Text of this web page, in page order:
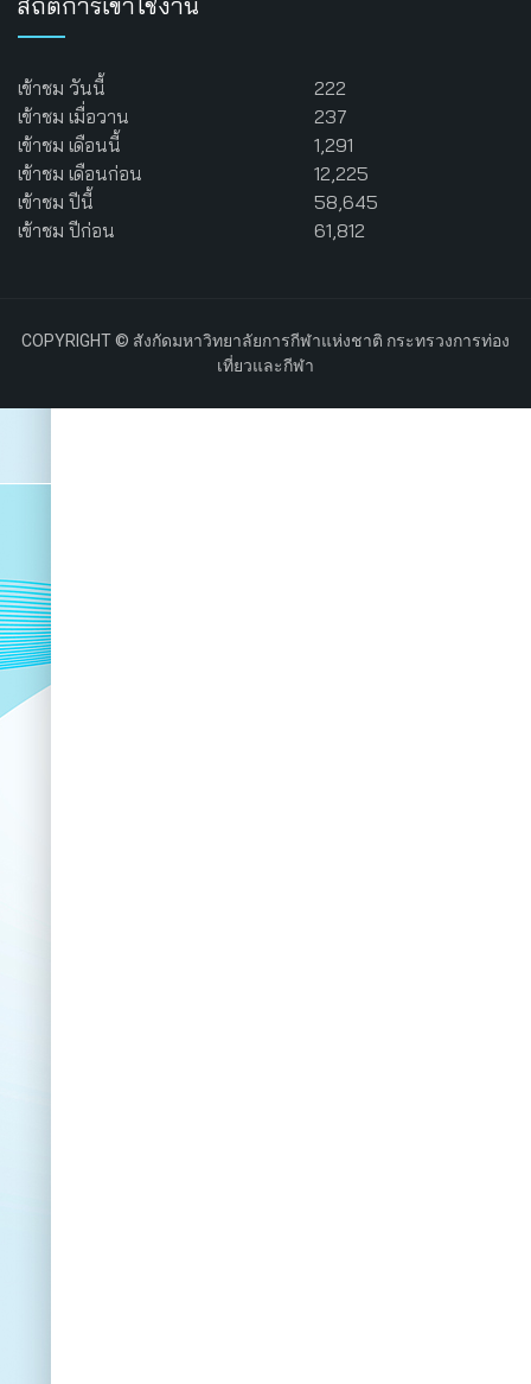
เข้าชม วันนี้
222
เข้าชม เมื่อวาน
237
เข้าชม เดือนนี้
1,291
เข้าชม เดือนก่อน
12,225
เข้าชม ปีนี้
58,645
เข้าชม ปีก่อน
61,812
COPYRIGHT © สังกัดมหาวิทยาลัยการกีฬาแห่งชาติ กระทรวงการท่อง
เที่ยวและกีฬา